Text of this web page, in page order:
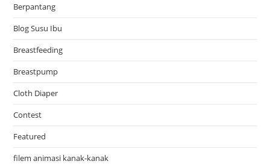
Berpantang
Blog Susu Ibu
Breastfeeding
Breastpump
Cloth Diaper
Contest
Featured
filem animasi kanak-kanak